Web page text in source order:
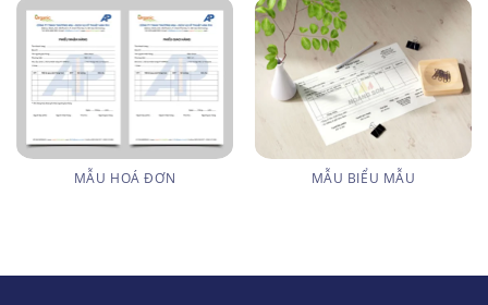
MẪU HOÁ ĐƠN MẪU BIỂU MẪU